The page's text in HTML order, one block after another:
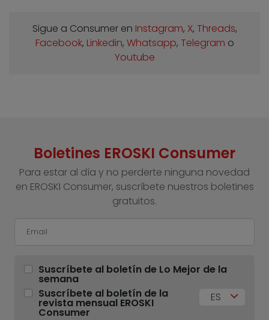
Sigue a Consumer en Instagram, X, Threads,
Facebook, Linkedin, Whatsapp, Telegram o
Youtube
Boletines EROSKI Consumer
Para estar al día y no perderte ninguna novedad
en EROSKI Consumer, suscríbete nuestros boletines
gratuitos.
Suscríbete al boletín de Lo Mejor de la
semana
Suscríbete al boletín de la
revista mensual EROSKI
Consumer
ES